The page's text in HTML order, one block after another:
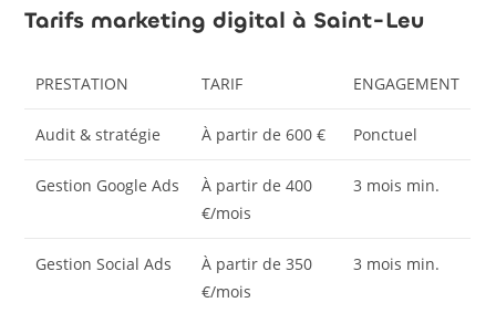
Tarifs marketing digital à Saint-Leu
PRESTATION TARIF ENGAGEMENT
Audit & stratégie À partir de 600 € Ponctuel
Gestion Google Ads
À partir de 400
€/mois
3 mois min.
Gestion Social Ads
À partir de 350
€/mois
3 mois min.